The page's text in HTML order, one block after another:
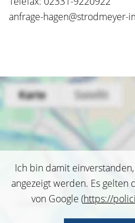
anfrage-hagen@strodmeyer-
Ich bin damit
angezeigt werden. Es gelten
von Google (https://